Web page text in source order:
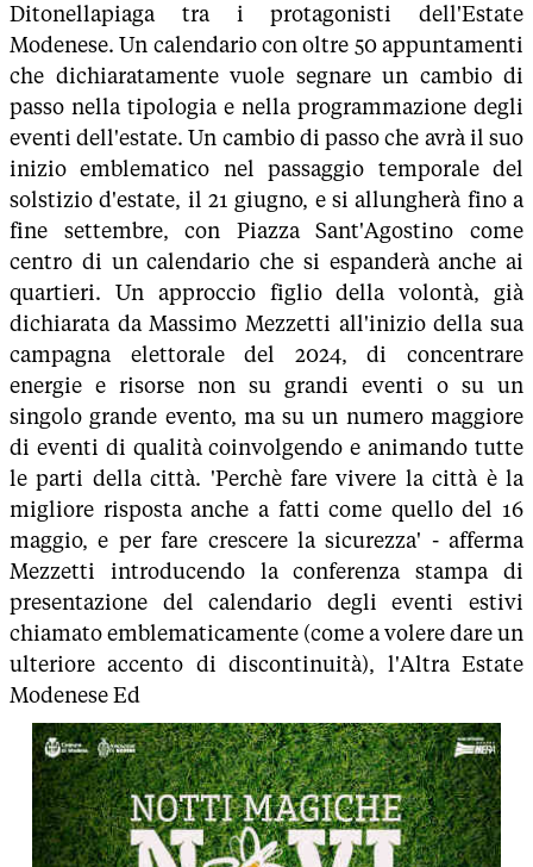
Ditonellapiaga tra i protagonisti dell'Estate
Modenese. Un calendario con oltre 50 appuntamenti
che dichiaratamente vuole segnare un cambio di
passo nella tipologia e nella programmazione degli
eventi dell'estate. Un cambio di passo che avrà il suo
inizio emblematico nel passaggio temporale del
solstizio d'estate, il 21 giugno, e si allungherà fino a
fine settembre, con Piazza Sant'Agostino come
centro di un calendario che si espanderà anche ai
quartieri. Un approccio figlio della volontà, già
dichiarata da Massimo Mezzetti all'inizio della sua
campagna elettorale del 2024, di concentrare
energie e risorse non su grandi eventi o su un
singolo grande evento, ma su un numero maggiore
di eventi di qualità coinvolgendo e animando tutte
le parti della città. 'Perchè fare vivere la città è la
migliore risposta anche a fatti come quello del 16
maggio, e per fare crescere la sicurezza' - afferma
Mezzetti introducendo la conferenza stampa di
presentazione del calendario degli eventi estivi
chiamato emblematicamente (come a volere dare un
ulteriore accento di discontinuità), l'Altra Estate
Modenese Ed